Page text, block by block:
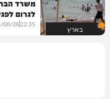
בארץ
משרד
לגרום
22:35
08/26